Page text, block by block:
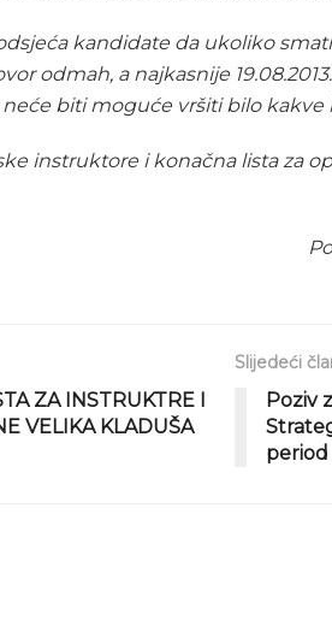
kandidate da ukoliko
odmah, a najkasnije
biti moguće vršiti bilo kakve
instruktore i konačna lista za
ZA INSTRUKTRE I
VELIKA KLADUŠA
Slijedeći
Poziv
period